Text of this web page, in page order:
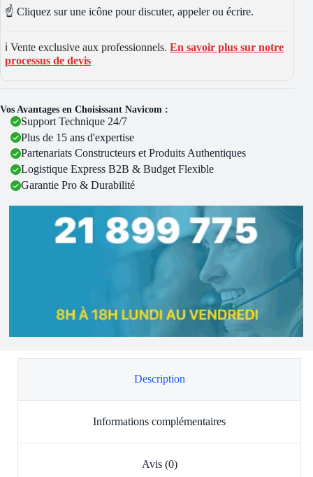
☝️ Cliquez sur une icône pour discuter, appeler ou écrire.
ℹ️ Vente exclusive aux professionnels. En savoir plus sur notre
processus de devis
Vos Avantages en Choisissant Navicom :
Support Technique 24/7
Plus de 15 ans d'expertise
Partenariats Constructeurs et Produits Authentiques
Logistique Express B2B & Budget Flexible
Garantie Pro & Durabilité
Description
Informations complémentaires
Avis (0)